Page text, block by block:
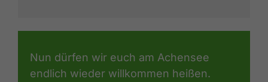
Nun dürfen wir euch am Achensee
endlich wieder willkommen heißen.